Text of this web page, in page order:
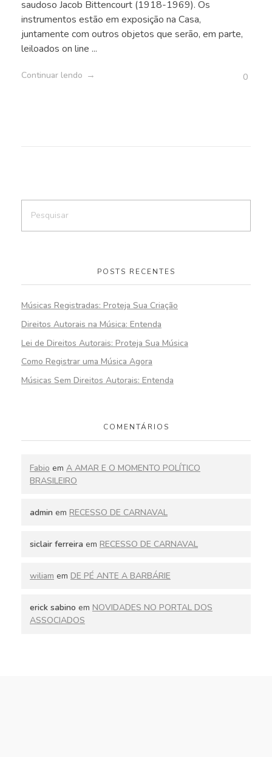
saudoso Jacob Bittencourt (1918-1969). Os
instrumentos estão em exposição na Casa,
juntamente com outros objetos que serão, em parte,
leiloados on line ...
Continuar lendo 0
POSTS RECENTES
Músicas Registradas: Proteja Sua Criação
Direitos Autorais na Música: Entenda
Lei de Direitos Autorais: Proteja Sua Música
Como Registrar uma Música Agora
Músicas Sem Direitos Autorais: Entenda
COMENTÁRIOS
Fabio em A AMAR E O MOMENTO POLÍTICO
BRASILEIRO
admin em RECESSO DE CARNAVAL
siclair ferreira em RECESSO DE CARNAVAL
wiliam em DE PÉ ANTE A BARBÁRIE
erick sabino em NOVIDADES NO PORTAL DOS
ASSOCIADOS